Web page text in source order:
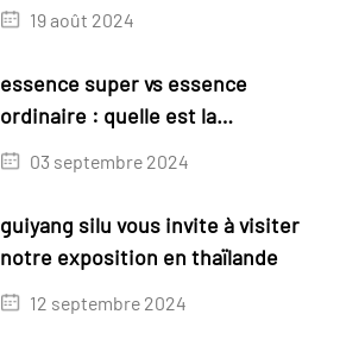
19 août 2024
essence super vs essence
ordinaire : quelle est la
meilleure ?
03 septembre 2024
guiyang silu vous invite à visiter
notre exposition en thaïlande
12 septembre 2024